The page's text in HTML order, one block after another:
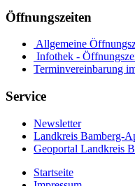
Öffnungszeiten
Allgemeine
Infothek -
Terminvereinbarung
Service
Newsletter
Landkreis Bamberg-
Geoportal Landkreis
Startseite